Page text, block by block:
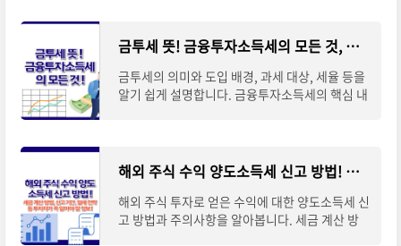
금투세 뜻! 금융투자소득세의 모든 것, 알기 쉽게 설명해드립니다
금투세의 의미와 도입 배경, 과세 대상, 세율 등을
알기 쉽게 설명합니다. 금융투자소득세의 핵심 내
해외 주식 수익 양도소득세 신고 방법! 알아두어야 할 모든 것
해외 주식 투자로 얻은 수익에 대한 양도소득세 신
고 방법과 주의사항을 알아봅니다. 세금 계산 방